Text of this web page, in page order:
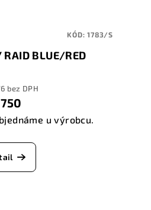
RAID BLUE/RED
bez DPH
u výrobcu.
KÓD:1783/S